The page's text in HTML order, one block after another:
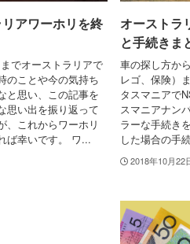
アワーホリを終
でオーストラリアで
のことや今の気持ち
と思い、この記事を
思い出を振り返って
、これからワーホリ
ば幸いです。 ワ...
オーストラ
と手続きま
車の探し方か
レゴ、保険）
タスマニアで
スマニアナン
ラーな手続き
した場合の手
2018年10月22